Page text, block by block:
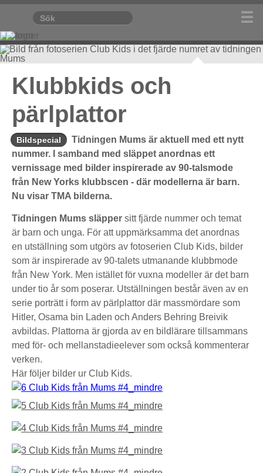
Bild från fotoserien Club Kids i det fjärde numret av
tidningen Mums
Klubbkids och
pärlplattor
Bildspecial
Tidningen Mums är aktuell med ett nytt
nummer. I samband med släppet anordnas ett
vernissage med bilder inspirerade av 90-talsmode
från New Yorks klubbscen - där modellerna är barn.
Nu visar TMA bilderna.
Tidningen Mums släpper sitt fjärde nummer och temat
är barn och unga. För att uppmärksamma det anordnas
en utställning som utgörs av fotoserien Club Kids, bilder
som är inspirerade av 90-talets utmanande klubbmode
från New York. Men istället för vuxna modeller är det barn
under tio år som poserar. Utställningen består även av en
serie porträtt i form av pärlplattor där massmördare som
Hitler, Osama bin Laden och Anders Behring Breivik
avbildas. Plattorna är gjorda av en bildlärare tillsammans
med för- och mellanstadieelever som också kommenterar
verken.
Här följer bilder ur Club Kids.